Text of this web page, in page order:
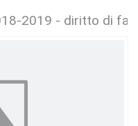
2019 - diritto di